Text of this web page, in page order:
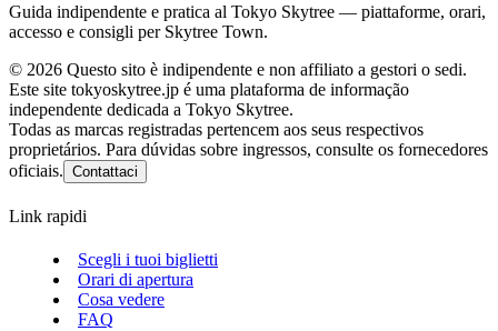
Guida indipendente e pratica al Tokyo Skytree — piattaforme, orari,
accesso e consigli per Skytree Town.
© 2026 Questo sito è indipendente e non affiliato a gestori o sedi.
Este site tokyoskytree.jp é uma plataforma de informação
independente dedicada a Tokyo Skytree.
Todas as marcas registradas pertencem aos seus respectivos
proprietários. Para dúvidas sobre ingressos, consulte os fornecedores
oficiais. Contattaci
Link rapidi
Scegli i tuoi biglietti
Orari di apertura
Cosa vedere
FAQ